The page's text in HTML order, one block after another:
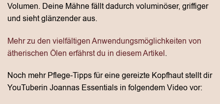
Volumen. Deine Mähne fällt dadurch voluminöser, griffiger
und sieht glänzender aus.
Mehr zu den vielfältigen Anwendungsmöglichkeiten von
ätherischen Ölen erfährst du in diesem Artikel.
Noch mehr Pflege-Tipps für eine gereizte Kopfhaut stellt dir
YouTuberin Joannas Essentials in folgendem Video vor: